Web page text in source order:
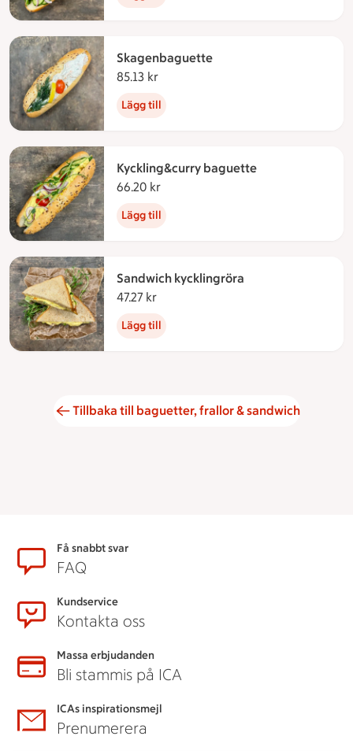
Skagenbaguette
85.13 kr
Lägg till
Kyckling&curry baguette
66.20 kr
Lägg till
Sandwich kycklingröra
47.27 kr
Lägg till
Tillbaka till baguetter, frallor & sandwich
SidfotFå snabbt svar
FAQ
Kundservice
Kontakta oss
Massa erbjudanden
Bli stammis på ICA
ICAs inspirationsmejl
Prenumerera